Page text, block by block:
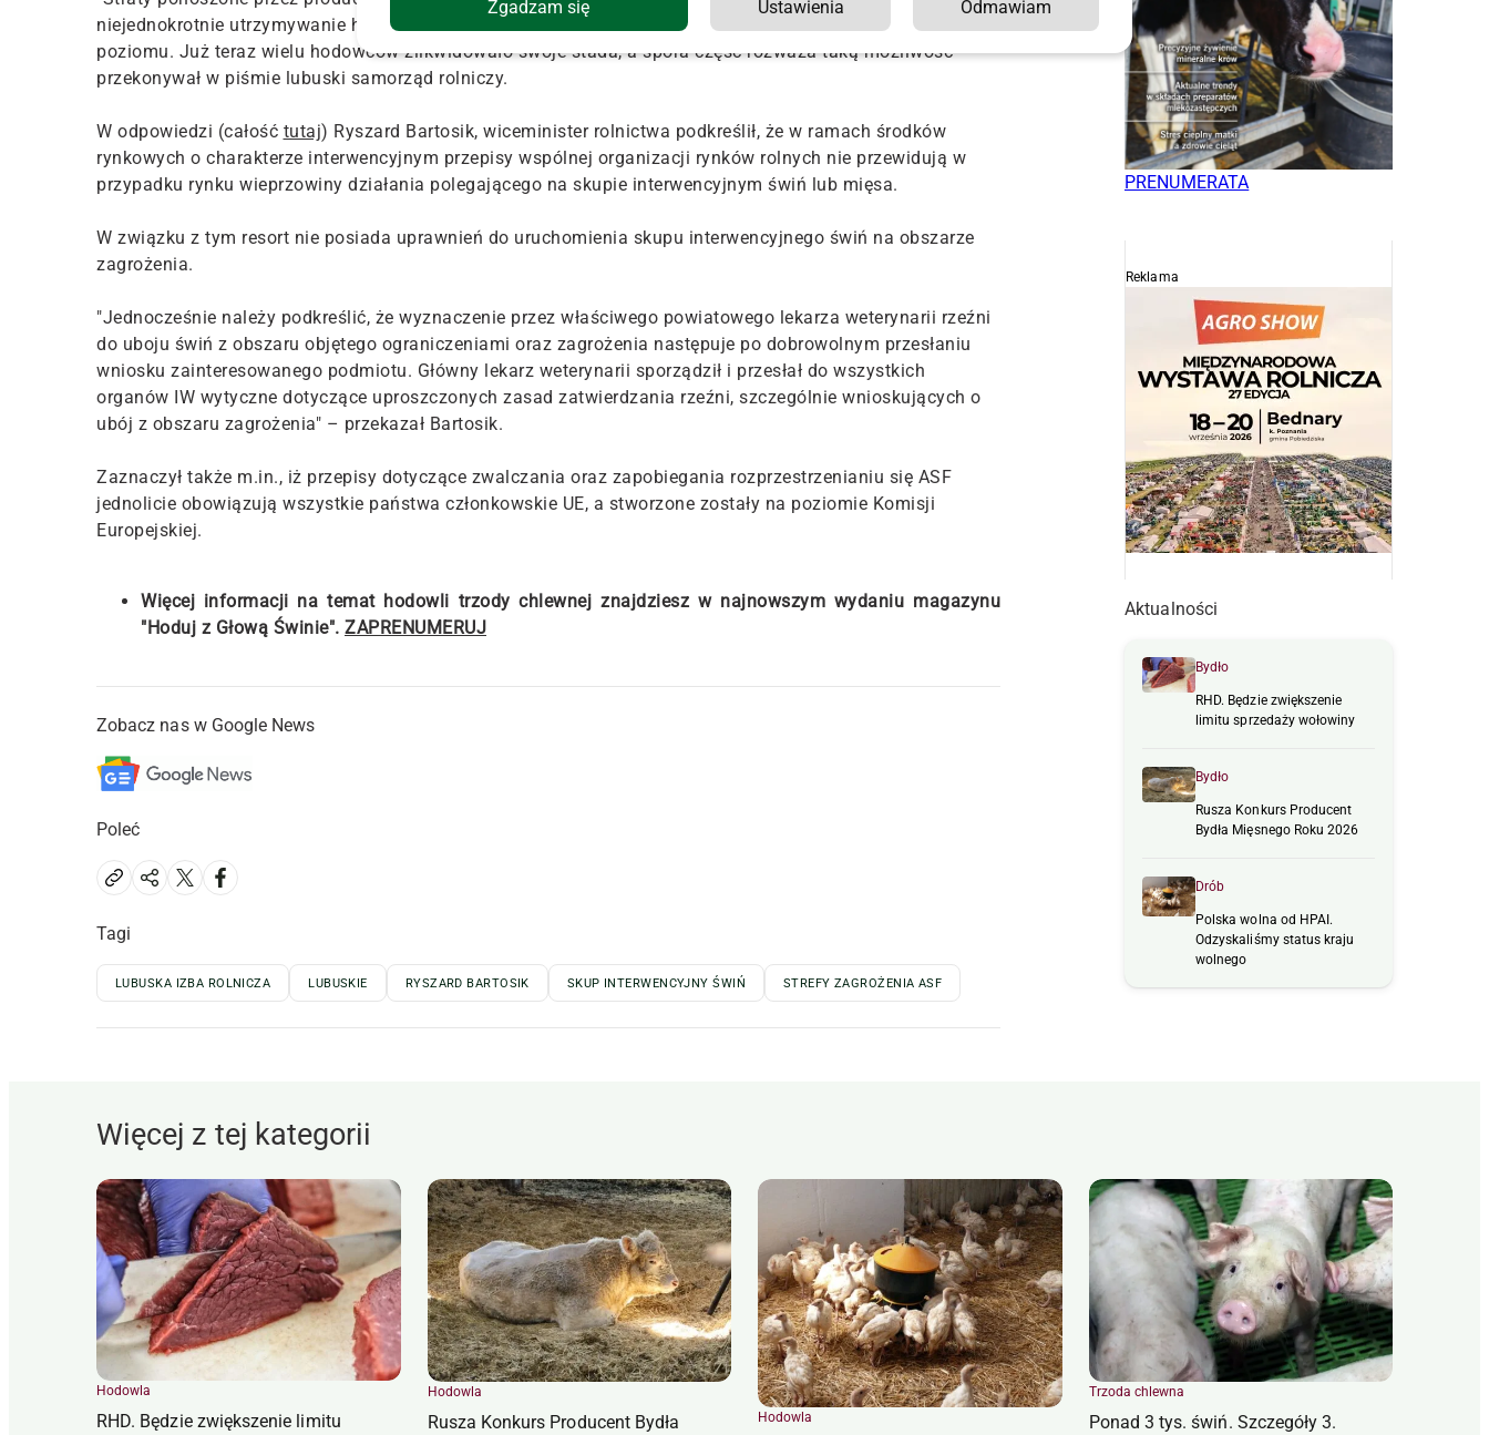
niejednokrotnie utrzymywanie hodowli znajduje się na pograniczu opłacalności, a często nawet poniżej jej
poziomu. Już teraz wielu hodowców zlikwidowało swoje stada, a spora część rozważa taką możliwość" –
przekonywał w piśmie lubuski samorząd rolniczy.
W odpowiedzi (całość tutaj) Ryszard Bartosik, wiceminister rolnictwa podkreślił, że w ramach środków
rynkowych o charakterze interwencyjnym przepisy wspólnej organizacji rynków rolnych nie przewidują w
przypadku rynku wieprzowiny działania polegającego na skupie interwencyjnym świń lub mięsa.
W związku z tym resort nie posiada uprawnień do uruchomienia skupu interwencyjnego świń na obszarze
zagrożenia.
"Jednocześnie należy podkreślić, że wyznaczenie przez właściwego powiatowego lekarza weterynarii rzeźni
do uboju świń z obszaru objętego ograniczeniami oraz zagrożenia następuje po dobrowolnym przesłaniu
wniosku zainteresowanego podmiotu. Główny lekarz weterynarii sporządził i przesłał do wszystkich
organów IW wytyczne dotyczące uproszczonych zasad zatwierdzania rzeźni, szczególnie wnioskujących o
ubój z obszaru zagrożenia" – przekazał Bartosik.
Zaznaczył także m.in., iż przepisy dotyczące zwalczania oraz zapobiegania rozprzestrzenianiu się ASF
jednolicie obowiązują wszystkie państwa członkowskie UE, a stworzone zostały na poziomie Komisji
Europejskiej.
Więcej informacji na temat hodowli trzody chlewnej znajdziesz w najnowszym wydaniu magazynu
"Hoduj z Głową Świnie". ZAPRENUMERUJ
Zobacz nas w Google News
Poleć
Tagi
LUBUSKA IZBA ROLNICZA LUBUSKIE RYSZARD BARTOSIK SKUP INTERWENCYJNY ŚWIŃ STREFY ZAGROŻENIA ASF
PRENUMERATA
Reklama
Aktualności
Bydło
RHD. Będzie zwiększenie
limitu sprzedaży wołowiny
Bydło
Rusza Konkurs Producent
Bydła Mięsnego Roku 2026
Drób
Polska wolna od HPAI.
Odzyskaliśmy status kraju
wolnego
Więcej z tej kategorii
Hodowla
RHD. Będzie zwiększenie limitu
Hodowla
Rusza Konkurs Producent Bydła Hodowla
Trzoda chlewna
Ponad 3 tys. świń. Szczegóły 3.
Zgadzam się Ustawienia Odmawiam